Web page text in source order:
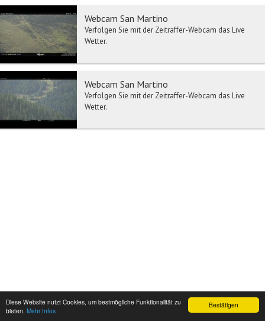
Bestätigen
Diese Website nutzt Cookies, um bestmögliche Funktionalität zu
bieten. Mehr Infos
Webcam San Martino
Verfolgen Sie mit der Zeitraffer-Webcam das Live
Wetter.
Webcam San Martino
Verfolgen Sie mit der Zeitraffer-Webcam das Live
Wetter.